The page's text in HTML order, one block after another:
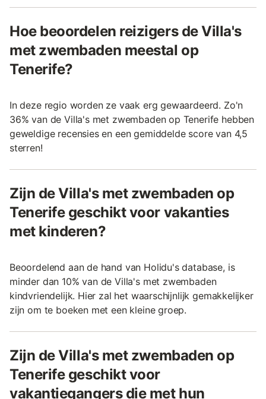
Hoe beoordelen reizigers de Villa's
met zwembaden meestal op
Tenerife?
In deze regio worden ze vaak erg gewaardeerd. Zo'n
36% van de Villa's met zwembaden op Tenerife hebben
geweldige recensies en een gemiddelde score van 4,5
sterren!
Zijn de Villa's met zwembaden op
Tenerife geschikt voor vakanties
met kinderen?
Beoordelend aan de hand van Holidu's database, is
minder dan 10% van de Villa's met zwembaden
kindvriendelijk. Hier zal het waarschijnlijk gemakkelijker
zijn om te boeken met een kleine groep.
Zijn de Villa's met zwembaden op
Tenerife geschikt voor
vakantiegangers die met hun